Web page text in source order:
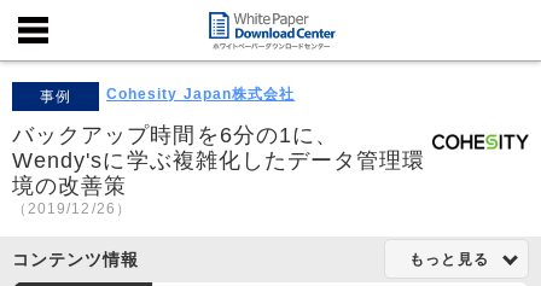
事例 Cohesity Japan株式会社
バックアップ時間を6分の1に、
Wendy'sに学ぶ複雑化したデータ管理環
境の改善策
（2019/12/26）
コンテンツ情報 もっと見る